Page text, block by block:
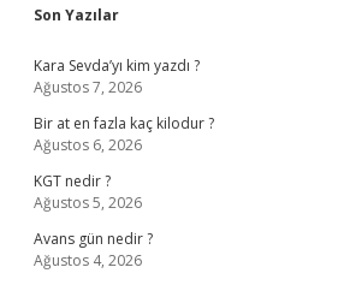
Sidebar
Son Yazılar
Kara Sevda’yı kim yazdı ?
Ağustos 7, 2026
Bir at en fazla kaç kilodur ?
Ağustos 6, 2026
KGT nedir ?
Ağustos 5, 2026
Avans gün nedir ?
Ağustos 4, 2026